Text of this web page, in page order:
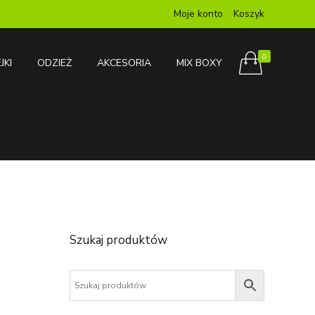
Moje konto Koszyk
0
ODZIEŻ AKCESORIA MIX BOXY
Szukaj produktów